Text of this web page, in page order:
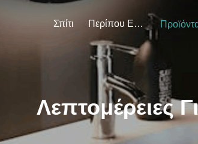
Σπίτι Περίπου Εμείς.
Λεπτομέρειες